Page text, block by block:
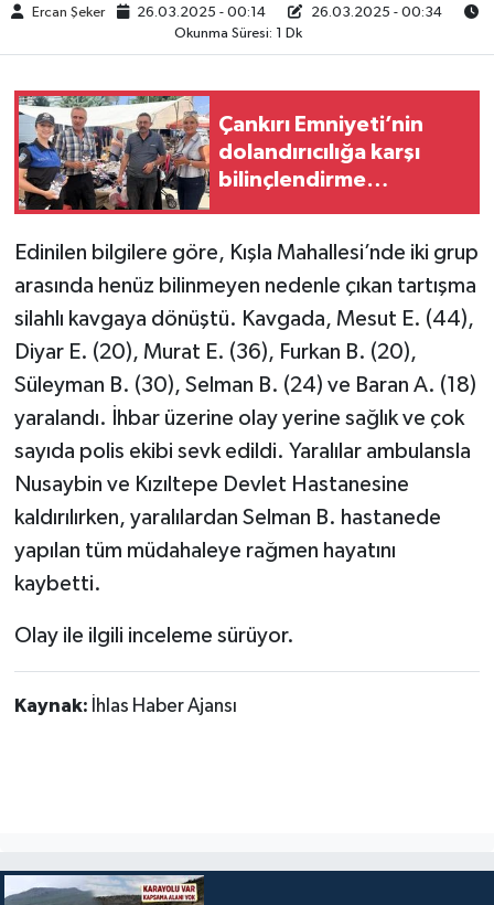
Ercan Şeker 26.03.2025 - 00:14
26.03.2025 - 00:34
Okunma Süresi: 1 Dk
Çankırı Emniyeti’nin
dolandırıcılığa karşı
bilinçlendirme
Edinilen bilgilere göre, Kışla Mahallesi’nde iki grup
arasında henüz bilinmeyen nedenle çıkan tartışma
silahlı kavgaya dönüştü. Kavgada, Mesut E. (44),
Diyar E. (20), Murat E. (36), Furkan B. (20),
Süleyman B. (30), Selman B. (24) ve Baran A. (18)
yaralandı. İhbar üzerine olay yerine sağlık ve çok
sayıda polis ekibi sevk edildi. Yaralılar ambulansla
Nusaybin ve Kızıltepe Devlet Hastanesine
kaldırılırken, yaralılardan Selman B. hastanede
yapılan tüm müdahaleye rağmen hayatını
kaybetti.
Olay ile ilgili inceleme sürüyor.
Kaynak: İhlas Haber Ajansı
VEFAT
BİLİM&TEKNOLOJİ
BÖLGE
TÜRKİYE
DÜNYA